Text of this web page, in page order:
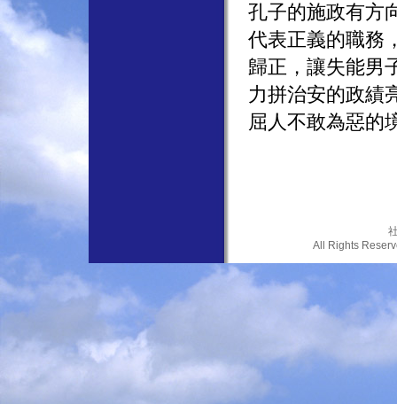
孔子的施政有方
代表正義的職務
歸正，讓失能男
力拼治安的政績
屈人不敢為惡的
All Rights